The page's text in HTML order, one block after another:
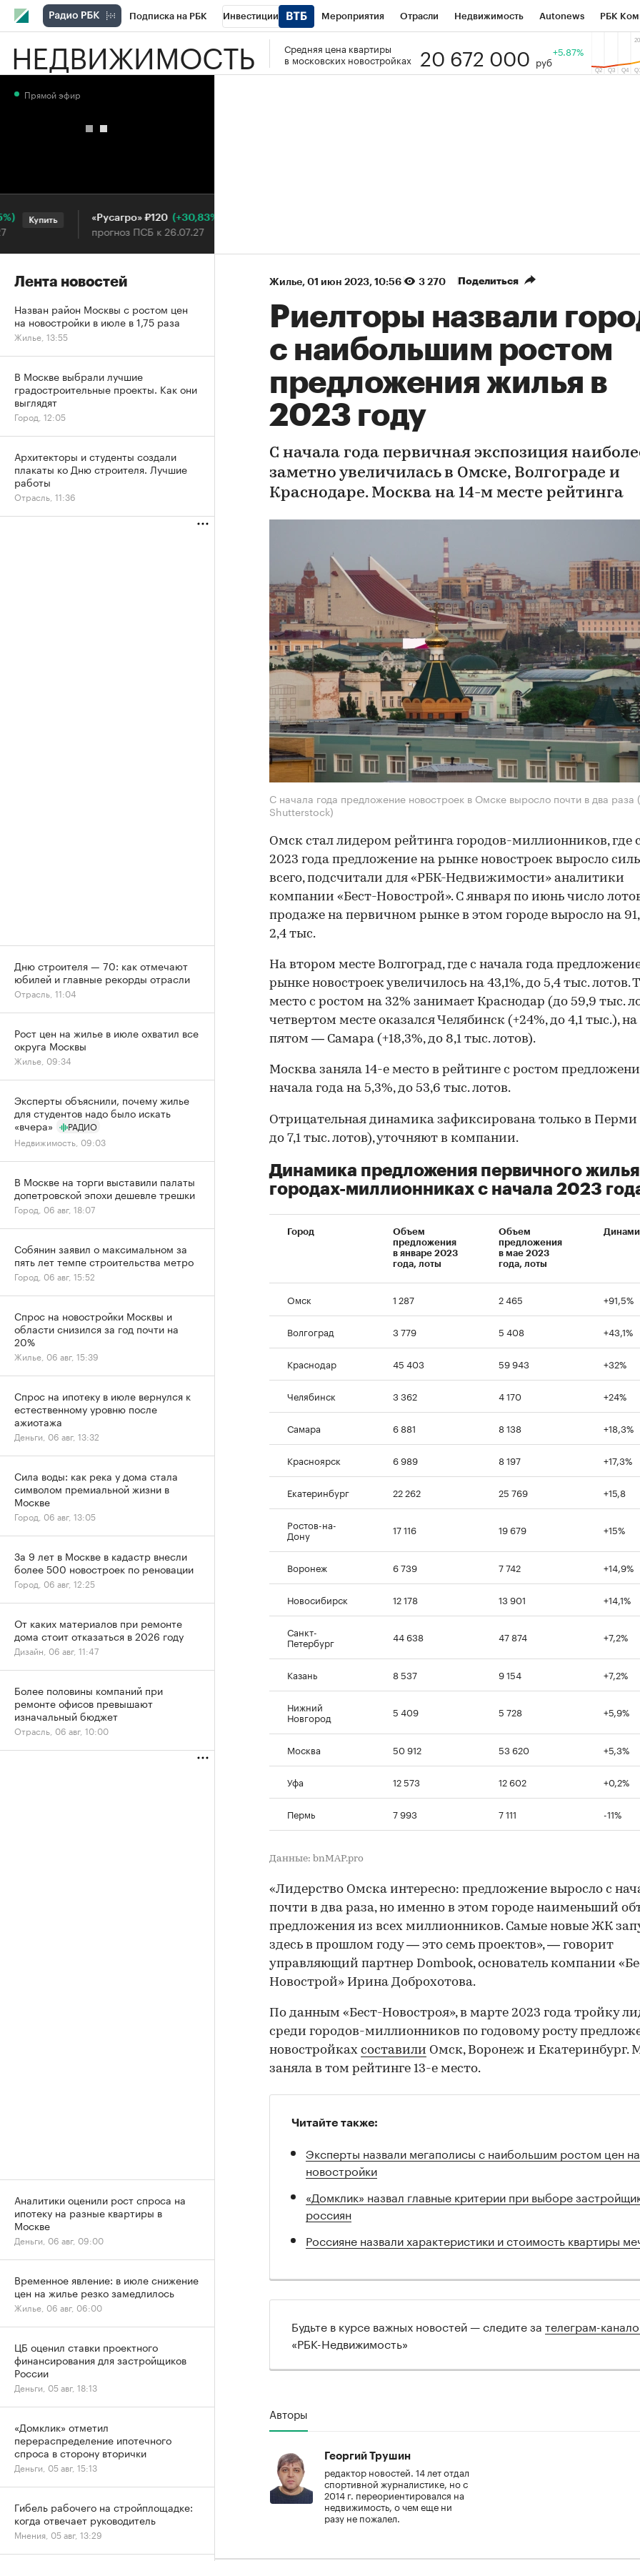
Подписка на РБК Инвестиции Мероприятия Отрасли Недвижимость Autonews РБК
РБК Вино Спорт Школа управления РБК РБК Образование Тренды
НЕДВИЖИМОСТЬ
Средняя цена квартиры
в московских новостройках
20 672 000 руб
+5.87%
Жилье⁠, 01 июн 2023, 10:56 3 270 Поделиться
Риелторы назвали
с наибольшим ростом
предложения жилья в
2023 году
С начала года первичная экспозиция
заметно увеличилась в Омске, Волгограде и
Краснодаре. Москва на 14-м месте рейтинга
С начала года предложение новостроек в Омске выросло почти в два раза
Shutterstock)
Омск стал лидером рейтинга городов-миллионников, где
2023 года предложение на рынке новостроек выросло
всего, подсчитали для «РБК-Недвижимости» аналитики
компании «Бест-Новострой». С января по июнь число
продаже на первичном рынке в этом городе выросло на
2,4 тыс.
На втором месте Волгоград, где с начала года
рынке новостроек увеличилось на 43,1%, до 5,4 тыс. лотов.
место с ростом на 32% занимает Краснодар (до 59,9 тыс.
четвертом месте оказался Челябинск (+24%, до 4,1 тыс.), на
пятом — Самара (+18,3%, до 8,1 тыс. лотов).
Москва заняла 14-е место в рейтинге с ростом
начала года на 5,3%, до 53,6 тыс. лотов.
00:00
Отрицательная динамика зафиксирована только в Перми
до 7,1 тыс. лотов), уточняют в компании.
Динамика предложения первичного жилья
городах-миллионниках с начала 2023
Город
Объем
предложения
в январе 2023
года, лоты
Объем
предложения
в мае 2023
года, лоты
Омск 1 287 2 465 +91,5%
Волгоград 3 779 5 408 +43,1%
Краснодар 45 403 59 943 +32%
Челябинск 3 362 4 170 +24%
Самара 6 881 8 138 +18,3%
Красноярск 6 989 8 197 +17,3%
Екатеринбург 22 262 25 769 +15,8
Ростов-на-
Дону 17 116 19 679 +15%
Воронеж 6 739 7 742 +14,9%
Новосибирск 12 178 13 901 +14,1%
Санкт-
Петербург 44 638 47 874 +7,2%
Казань 8 537 9 154 +7,2%
Нижний
Новгород 5 409 5 728 +5,9%
Москва 50 912 53 620 +5,3%
Уфа 12 573 12 602 +0,2%
Пермь 7 993 7 111 -11%
Данные: bnMAP.pro
«Лидерство Омска интересно: предложение выросло с
почти в два раза, но именно в этом городе наименьший
предложения из всех миллионников. Самые новые ЖК
здесь в прошлом году — это семь проектов», — говорит
управляющий партнер Dombook, основатель компании
Новострой» Ирина Доброхотова.
По данным «Бест-Новостроя», в марте 2023 года тройку
среди городов-миллионников по годовому росту
новостройках составили Омск, Воронеж и Екатеринбург.
заняла в том рейтинге 13-е место.
Читайте также:
Эксперты назвали мегаполисы с наибольшим ростом цен на
новостройки
«Домклик» назвал главные критерии при выборе
россиян
Россияне назвали характеристики и стоимость квартиры
Будьте в курсе важных новостей — следите за телеграм-
«РБК-Недвижимость»
Авторы
Георгий Трушин
редактор новостей. 14 лет отдал
спортивной журналистике, но с
2014 г. переориентировался на
недвижимость, о чем еще ни
разу не пожалел.
Прямой эфир
Купить «Русагро» ₽120 (+30,83%)
прогноз ПСБ к 26.07.27
Лента новостей
Назван район Москвы с ростом цен
на новостройки в июле в 1,75 раза
Жилье, 13:55
В Москве выбрали лучшие
градостроительные проекты. Как они
выглядят
Город, 12:05
Архитекторы и студенты создали
плакаты ко Дню строителя. Лучшие
работы
Отрасль, 11:36
Дню строителя — 70: как отмечают
юбилей и главные рекорды отрасли
Отрасль, 11:04
Рост цен на жилье в июле охватил все
округа Москвы
Жилье, 09:34
Эксперты объяснили, почему жилье
для студентов надо было искать
«вчера»
РАДИО
Недвижимость, 09:03
В Москве на торги выставили палаты
допетровской эпохи дешевле трешки
Город, 06 авг, 18:07
Собянин заявил о максимальном за
пять лет темпе строительства метро
Город, 06 авг, 15:52
Спрос на новостройки Москвы и
области снизился за год почти на
20%
Жилье, 06 авг, 15:39
Спрос на ипотеку в июле вернулся к
естественному уровню после
ажиотажа
Деньги, 06 авг, 13:32
Сила воды: как река у дома стала
символом премиальной жизни в
Москве
Город, 06 авг, 13:05
За 9 лет в Москве в кадастр внесли
более 500 новостроек по реновации
Город, 06 авг, 12:25
От каких материалов при ремонте
дома стоит отказаться в 2026 году
Дизайн, 06 авг, 11:47
Более половины компаний при
ремонте офисов превышают
изначальный бюджет
Отрасль, 06 авг, 10:00
Аналитики оценили рост спроса на
ипотеку на разные квартиры в
Москве
Деньги, 06 авг, 09:00
Временное явление: в июле снижение
цен на жилье резко замедлилось
Жилье, 06 авг, 06:00
ЦБ оценил ставки проектного
финансирования для застройщиков
России
Деньги, 05 авг, 18:13
«Домклик» отметил
перераспределение ипотечного
спроса в сторону вторички
Деньги, 05 авг, 15:13
Гибель рабочего на стройплощадке:
когда отвечает руководитель
Мнения, 05 авг, 13:29